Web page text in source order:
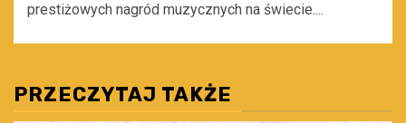
prestiżowych nagród muzycznych na świecie....
PRZECZYTAJ TAKŻE